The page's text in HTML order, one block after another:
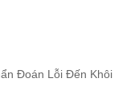
Đoán Lỗi Đến Khôi